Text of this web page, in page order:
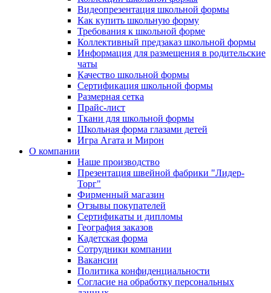
Видеопрезентация школьной формы
Как купить школьную форму
Требования к школьной форме
Коллективный предзаказ школьной формы
Информация для размещения в родительские
чаты
Качество школьной формы
Сертификация школьной формы
Размерная сетка
Прайс-лист
Ткани для школьной формы
Школьная форма глазами детей
Игра Агата и Мирон
О компании
Наше производство
Презентация швейной фабрики "Лидер-
Торг"
Фирменный магазин
Отзывы покупателей
Сертификаты и дипломы
География заказов
Кадетская форма
Сотрудники компании
Вакансии
Политика конфиденциальности
Согласие на обработку персональных